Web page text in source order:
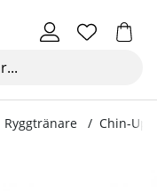
Ryggtränare Chin-Up